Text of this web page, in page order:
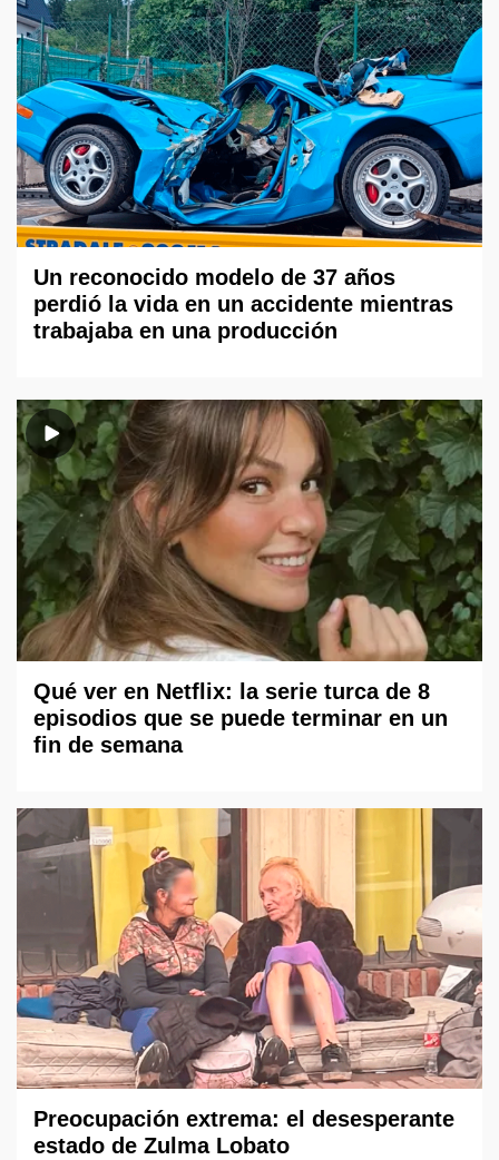
Un reconocido modelo de 37 años
perdió la vida en un accidente mientras
trabajaba en una producción
Qué ver en Netflix: la serie turca de 8
episodios que se puede terminar en un
fin de semana
Preocupación extrema: el desesperante
estado de Zulma Lobato